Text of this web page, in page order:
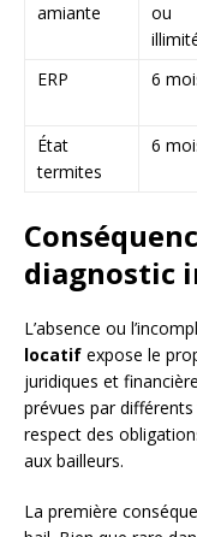
amiante
ou
ERP 6
État
termites
6
diagnostic
L’absence ou
locatif expose le
juridiques et
prévues par
respect des
aux bailleurs.
La première